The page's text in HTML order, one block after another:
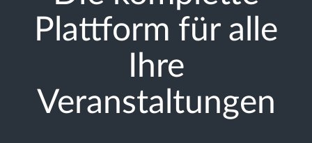
Plattform für alle
Ihre
Veranstaltungen